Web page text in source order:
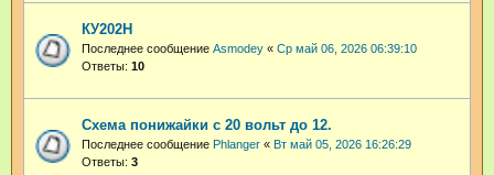
КУ202Н
Последнее сообщение Asmodey « Ср май 06, 2026 06:39:10
Ответы: 10
Схема понижайки с 20 вольт до 12.
Последнее сообщение Phlanger « Вт май 05, 2026 16:26:29
Ответы: 3